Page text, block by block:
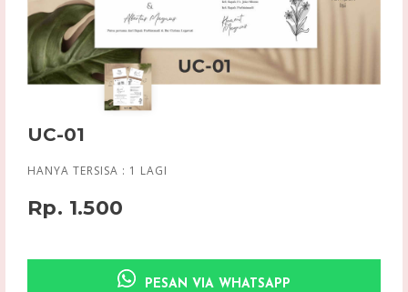
UC-01
HANYA TERSISA : 1 LAGI
Rp. 1.500
PESAN VIA WHATSAPP